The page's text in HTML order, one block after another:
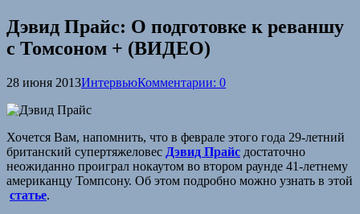
Дэвид Прайс: О подготовке к реваншу
с Томсоном + (ВИДЕО)
28 июня 2013ИнтервьюКомментарии: 0
Хочется Вам, напомнить, что в феврале этого года 29-летний
британский супертяжеловес Дэвид Прайс достаточно
неожиданно проиграл нокаутом во втором раунде 41-летнему
американцу Томпсону. Об этом подробно можно узнать в этой
статье.